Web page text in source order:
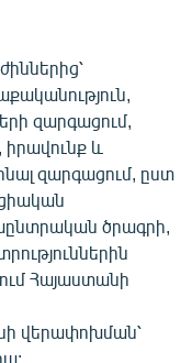
զարգացում,
և
զարգացում, ըստ
ծրագրի,
Հայաստանի
վերափոխման՝